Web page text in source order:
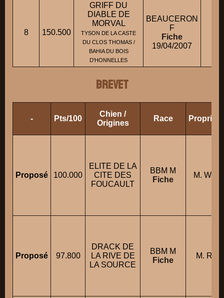
8 150.500
GRIFF DU
DIABLE DE
MORVAL
TYSON DE LA CASTE
DU CLOS THOMAS /
BAHIA DU BOIS
D'HONNELLES
BEAUCERON
F
Fiche
19/04/2007
BREVET
- Pts/100
Chien /
Origines
Race
Proposé 100.000
ELITE DE LA
CITE DES
FOUCAULT
BBM M
Fiche
M.
Proposé 97.800
DRACK DE
LA RIVE DE
LA SOURCE
BBM M
Fiche
M.